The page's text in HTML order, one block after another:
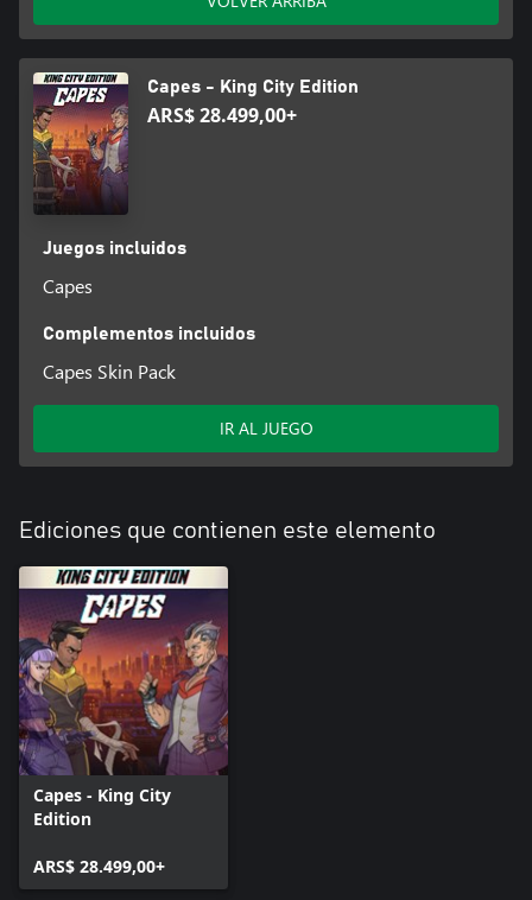
Capes - King City Edition
ARS$ 28.499,00+
Juegos incluidos
Capes
Complementos incluidos
Capes Skin Pack
IR AL JUEGO
Ediciones que contienen este elemento
Capes - King City
Edition
ARS$ 28.499,00+